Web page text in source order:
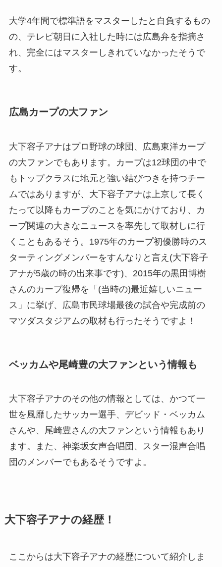
大学4年間で標準語をマスターしたと自負するもの
の、テレビ朝日に入社した時には広島弁を指摘さ
れ、完全にはマスターしきれていなかったそうで
す。
広島カープの大ファン
大下容子アナはプロ野球の球団、広島東洋カープ
の大ファンでもあります。カープは12球団の中で
もトップクラスに地元と強い結びつきを持つチー
ムではありますが、大下容子アナは上京して長く
たって以降もカープのことを気にかけており、カ
ープ関連の大きなニュースを率先して取材しに行
くこともあるそう。1975年のカープ初優勝時のス
ターティングメンバーをすんなりと言え(大下容子
アナが5歳の時の出来事です)、2015年の黒田博樹
さんのカープ復帰を「(当時の)最近嬉しいニュー
ス」に挙げ、広島市民球場最後の試合や完成前の
マツダスタジアムの取材も行ったそうですよ！
ベッカムや尾崎豊の大ファンという情報も
大下容子アナのその他の情報としては、かつて一
世を風靡したサッカー選手、デビッド・ベッカム
さんや、尾崎豊さんの大ファンという情報もあり
ます。また、神楽坂女声合唱団、スター混声合唱
団のメンバーでもあるそうですよ。
大下容子アナの経歴！
ここからは大下容子アナの経歴について紹介しま